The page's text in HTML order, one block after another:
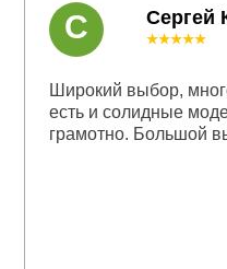
Сергей
★★★★★
Широкий выбор,
есть и солидные
грамотно. Большой
С